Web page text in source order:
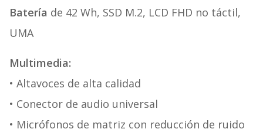
Batería de 42 Wh, SSD M.2, LCD FHD no táctil,
UMA
Multimedia:
• Altavoces de alta calidad
• Conector de audio universal
• Micrófonos de matriz con reducción de ruido